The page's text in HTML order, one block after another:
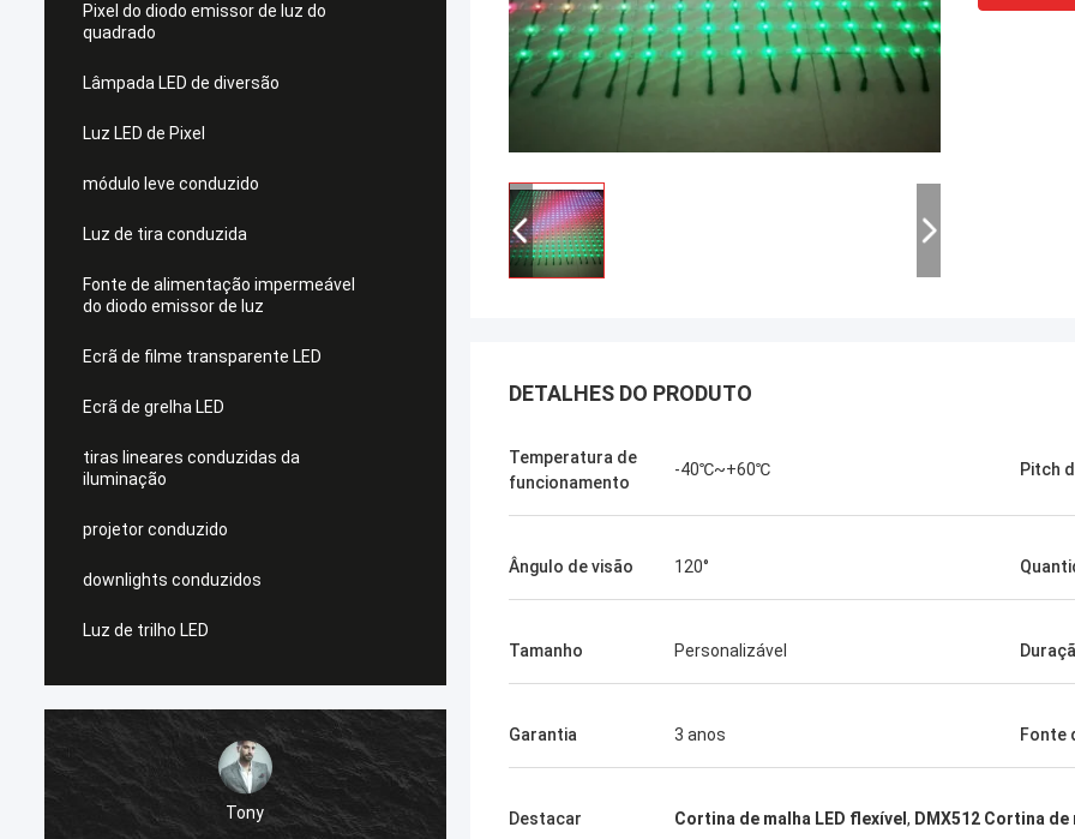
Pixel do diodo emissor de luz do
quadrado
Lâmpada LED de diversão
Luz LED de Pixel
módulo leve conduzido
Luz de tira conduzida
Fonte de alimentação impermeável
do diodo emissor de luz
Ecrã de filme transparente LED
Ecrã de grelha LED
tiras lineares conduzidas da
iluminação
projetor conduzido
downlights conduzidos
Luz de trilho LED
Tony
Shaty
DETALHES DO PRODUTO
Temperatura de
funcionamento
-40℃~+60℃ Pitch
Ângulo de visão 120°
Tamanho Personalizável
Garantia 3 anos Fonte
Destacar Cortina de malha LED flexível , DMX512 Cortina de